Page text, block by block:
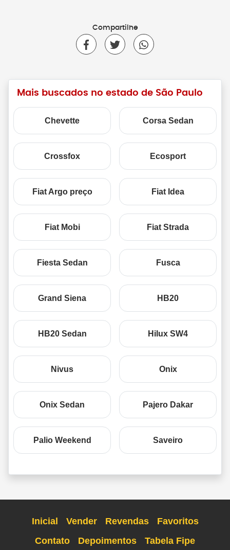
Compartilhe
Mais buscados no estado de São Paulo
Chevette Corsa Sedan
Crossfox Ecosport
Fiat Argo preço Fiat Idea
Fiat Mobi Fiat Strada
Fiesta Sedan Fusca
Grand Siena HB20
HB20 Sedan Hilux SW4
Nivus Onix
Onix Sedan Pajero Dakar
Palio Weekend Saveiro
Inicial Vender Revendas
Favoritos
Contato
Depoimentos
Tabela Fipe